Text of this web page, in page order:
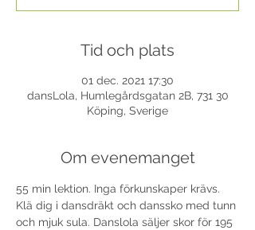
Tid och plats
01 dec. 2021 17:30
dansLola, Humlegårdsgatan 2B, 731 30
Köping, Sverige
Om evenemanget
55 min lektion. Inga förkunskaper krävs.
Klä dig i dansdräkt och danssko med tunn
och mjuk sula. Danslola säljer skor för 195